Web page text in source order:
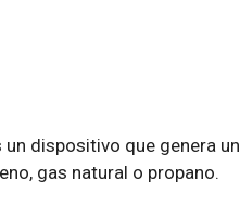
un dispositivo que genera
gas natural o propano.